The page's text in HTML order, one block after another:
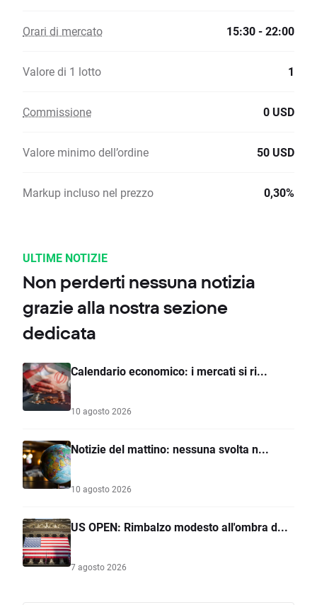
Orari di mercato 15:30 - 22:00
Valore di 1 lotto 1
Commissione 0 USD
Valore minimo dell’ordine 50 USD
Markup incluso nel prezzo 0,30%
ULTIME NOTIZIE
Non perderti nessuna notizia
grazie alla nostra sezione
dedicata
Calendario economico: i mercati si ri...
10 agosto 2026
Notizie del mattino: nessuna svolta n...
10 agosto 2026
US OPEN: Rimbalzo modesto all'ombra d...
7 agosto 2026